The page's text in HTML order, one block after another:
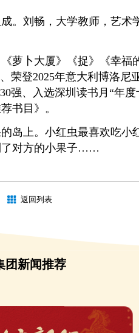
。刘畅，大学教师，艺
卜大厦》《捉》《幸福
荣登2025年意大利博洛
强、入选深圳读书月“年
书目》。
岛上。小红虫最喜欢吃
了对方的小果子……
返回列表
团新闻推荐